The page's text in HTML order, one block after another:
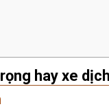
hay xe